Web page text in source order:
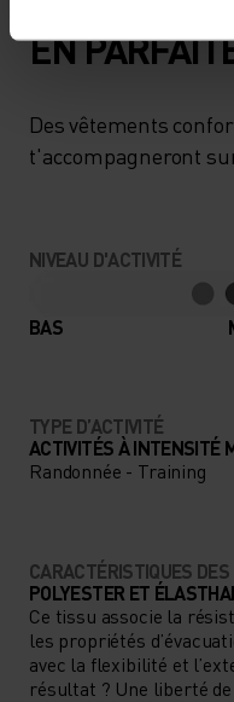
EN
Des vêtements
t'accompagneront
NIVEAU D'ACTIVITÉ
BAS
TYPE D’ACTIVITÉ
ACTIVITÉS À INTENSITÉ
Randonnée - Training
CARACTÉRISTIQUES
POLYESTER ET
Ce tissu associe la
les propriétés
avec la flexibilité et
résultat ? Une liberté